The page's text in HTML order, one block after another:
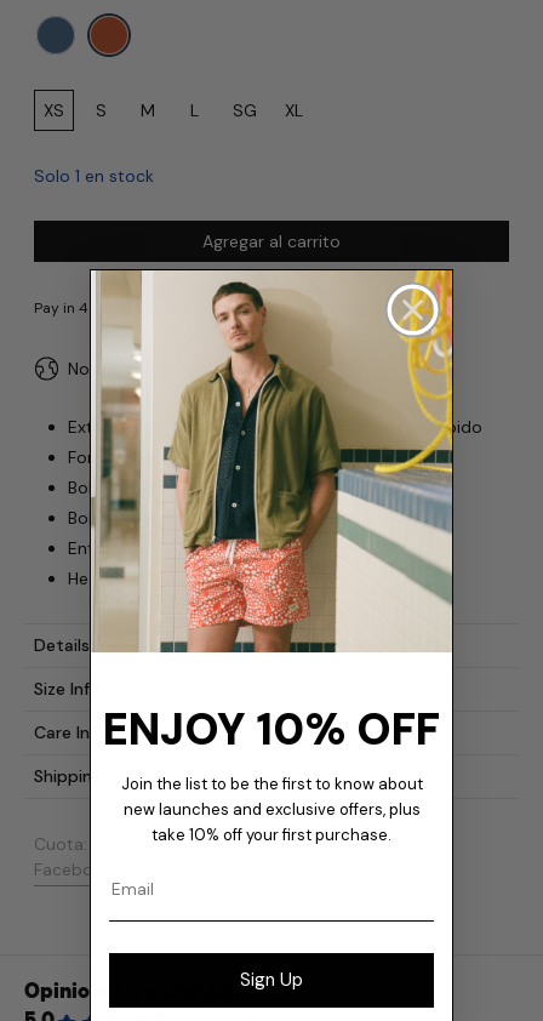
Color: XL
Tamaño:
XS
S M L SG XL
Solo 1 en stock
Agregar al carrito
No duties or import fees for USA
Exterior: 100% poliéster reciclado de secado rápido
Forro: 90 % nailon, 10 % spandex, malla ultrafina
Bolsillos laterales reforzados.
Bolsillo trasero con cierre a presión.
Entrepierna de 5,5 pulgadas.
Hecho en Canadá
Details
Size Info
Care Instructions
Shipping & Returns
Cuota:
Facebook
ENJOY 10% OFF
Join the list to be the first to know about
new launches and exclusive offers, plus
take 10% off your first purchase.
Sign Up